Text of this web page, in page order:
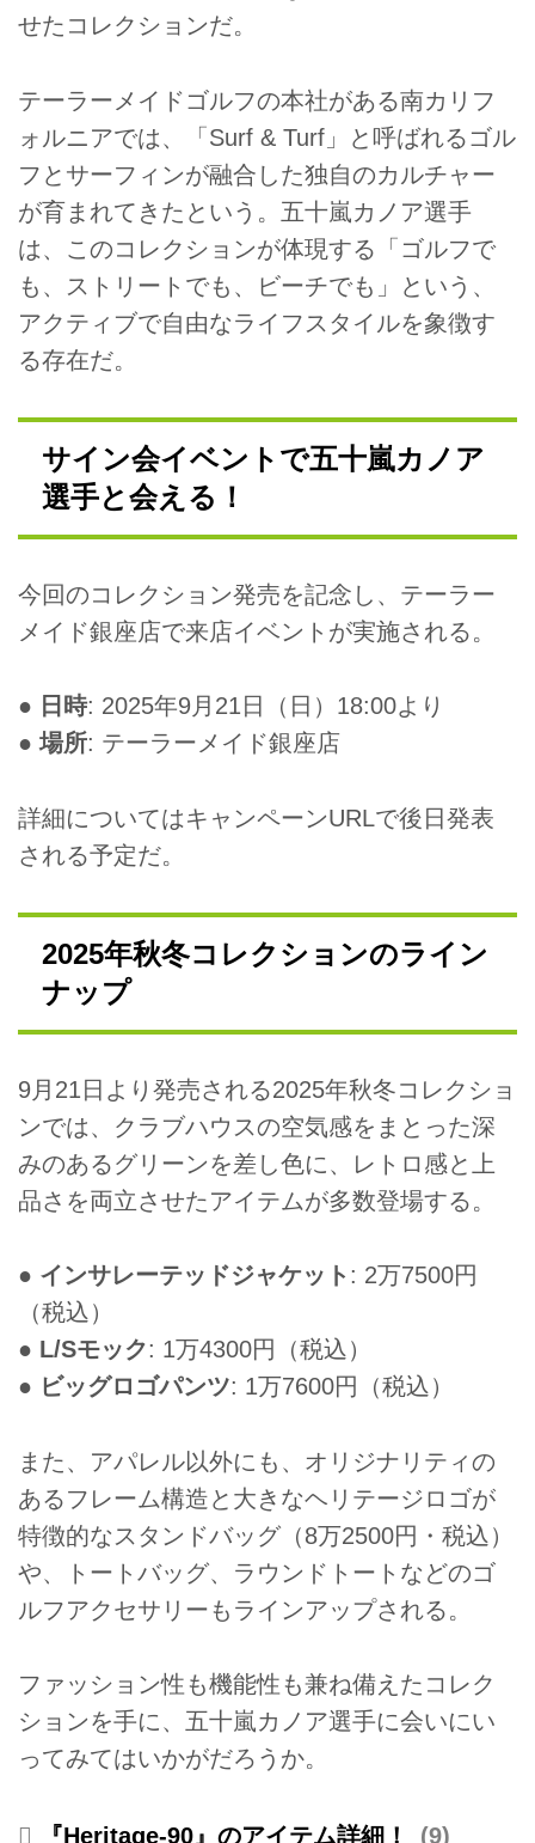
せたコレクションだ。
テーラーメイドゴルフの本社がある南カリフ
ォルニアでは、「Surf & Turf」と呼ばれるゴル
フとサーフィンが融合した独自のカルチャー
が育まれてきたという。五十嵐カノア選手
は、このコレクションが体現する「ゴルフで
も、ストリートでも、ビーチでも」という、
アクティブで自由なライフスタイルを象徴す
る存在だ。
サイン会イベントで五十嵐カノア
選手と会える！
今回のコレクション発売を記念し、テーラー
メイド銀座店で来店イベントが実施される。
● 日時: 2025年9月21日（日）18:00より
●場所: テーラーメイド銀座店
詳細についてはキャンペーンURLで後日発表
される予定だ。
2025年秋冬コレクションのライン
ナップ
9月21日より発売される2025年秋冬コレクショ
ンでは、クラブハウスの空気感をまとった深
みのあるグリーンを差し色に、レトロ感と上
品さを両立させたアイテムが多数登場する。
● インサレーテッドジャケット : 2万7500円
（税込）
● L/Sモック: 1万4300円（税込）
● ビッグロゴパンツ: 1万7600円（税込）
また、アパレル以外にも、オリジナリティの
あるフレーム構造と大きなヘリテージロゴが
特徴的なスタンドバッグ（8万2500円・税込）
や、トートバッグ、ラウンドトートなどのゴ
ルフアクセサリーもラインアップされる。
ファッション性も機能性も兼ね備えたコレク
ションを手に、五十嵐カノア選手に会いにい
ってみてはいかがだろうか。
『Heritage-90』のアイテム詳細！ 9